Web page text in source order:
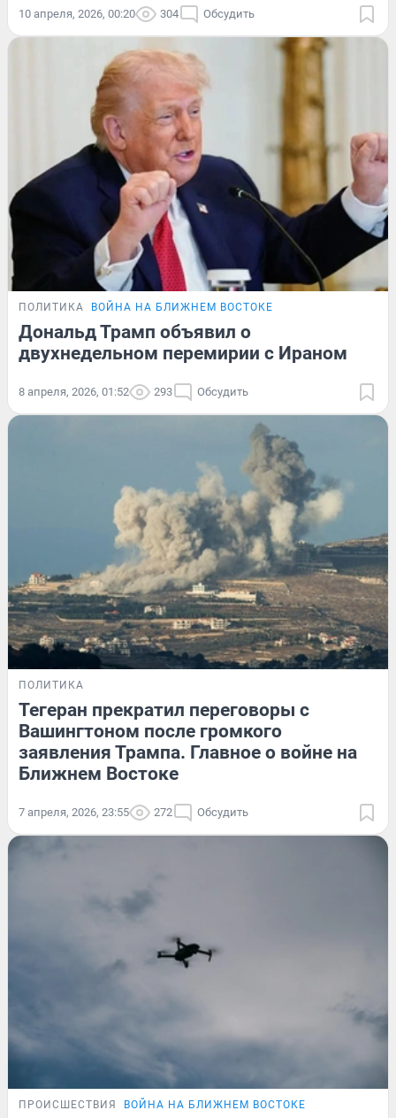
10 апреля, 2026, 00:20 304 Обсудить
ПОЛИТИКА ВОЙНА НА БЛИЖНЕМ ВОСТОКЕ
Дональд Трамп объявил о
двухнедельном перемирии с Ираном
8 апреля, 2026, 01:52 293 Обсудить
ПОЛИТИКА
Тегеран прекратил переговоры с
Вашингтоном после громкого
заявления Трампа. Главное о войне на
Ближнем Востоке
7 апреля, 2026, 23:55 272 Обсудить
ПРОИСШЕСТВИЯ ВОЙНА НА БЛИЖНЕМ ВОСТОКЕ